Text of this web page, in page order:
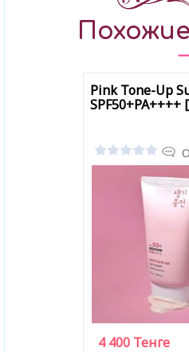
Pink Tone-Up
4 400 Тенге